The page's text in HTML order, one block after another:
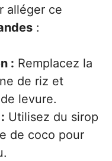
alléger ce
:
: Remplacez la
de riz et
levure.
Utilisez du sirop
de coco pour